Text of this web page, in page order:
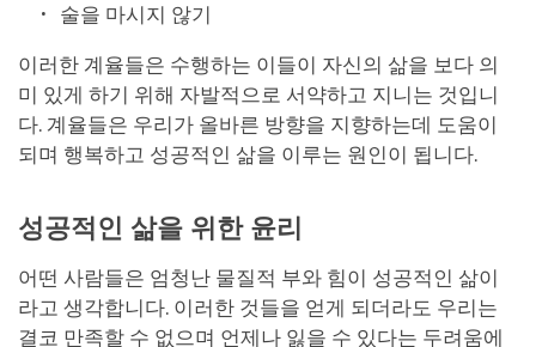
술을 마시지 않기
이러한 계율들은 수행하는 이들이 자신의 삶을 보다 의
미 있게 하기 위해 자발적으로 서약하고 지니는 것입니
다. 계율들은 우리가 올바른 방향을 지향하는데 도움이
되며 행복하고 성공적인 삶을 이루는 원인이 됩니다.
성공적인 삶을 위한 윤리
어떤 사람들은 엄청난 물질적 부와 힘이 성공적인 삶이
라고 생각합니다. 이러한 것들을 얻게 되더라도 우리는
결코 만족할 수 없으며 언제나 잃을 수 있다는 두려움에